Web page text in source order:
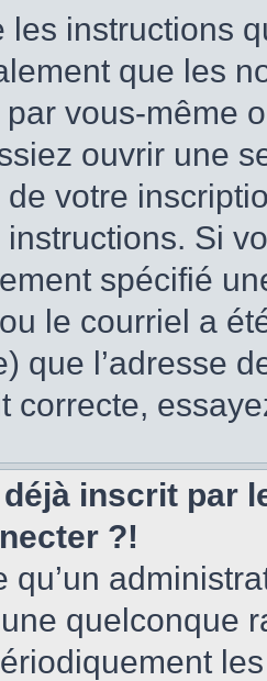
les instructions
que les
vous-même
ouvrir une
votre
Si
spécifié
le courriel a
que l’adresse
correcte,
déjà inscrit par
?!
qu’un
quelconque